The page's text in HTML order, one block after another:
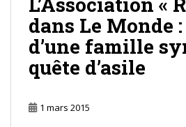
dans Le Monde :
d’une famille
quête d’asile
1 mars 2015